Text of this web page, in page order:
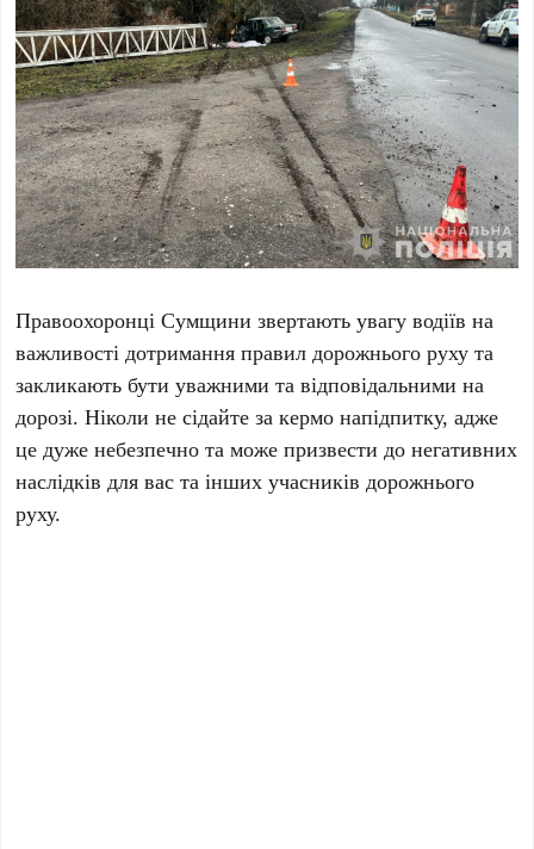
Правоохоронці Сумщини звертають увагу водіїв на
важливості дотримання правил дорожнього руху та
закликають бути уважними та відповідальними на
дорозі. Ніколи не сідайте за кермо напідпитку, адже
це дуже небезпечно та може призвести до негативних
наслідків для вас та інших учасників дорожнього
руху.